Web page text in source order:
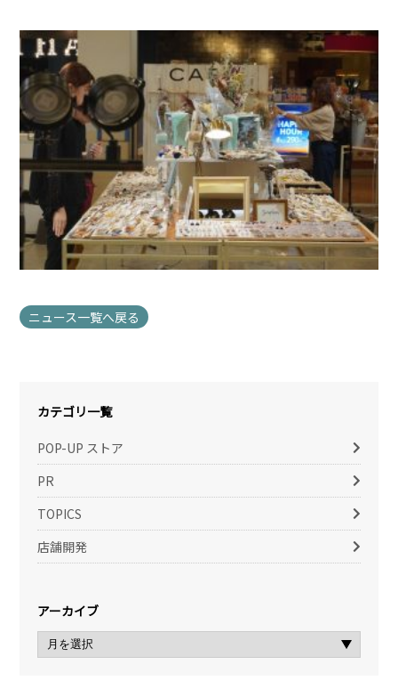
ニュース一覧へ戻る
カテゴリ一覧
POP-UP ストア
PR
TOPICS
店舗開発
アーカイブ